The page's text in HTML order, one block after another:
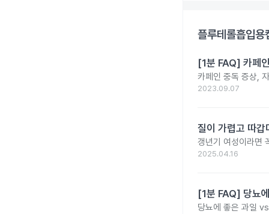
플루테롤흡입
[1분 FAQ] 카페
카페인 중독 증상,
2023.09.07
질이 가렵고 따
갱년기 여성이라면
2025.04.16
[1분 FAQ] 당뇨
당뇨에 좋은 과일